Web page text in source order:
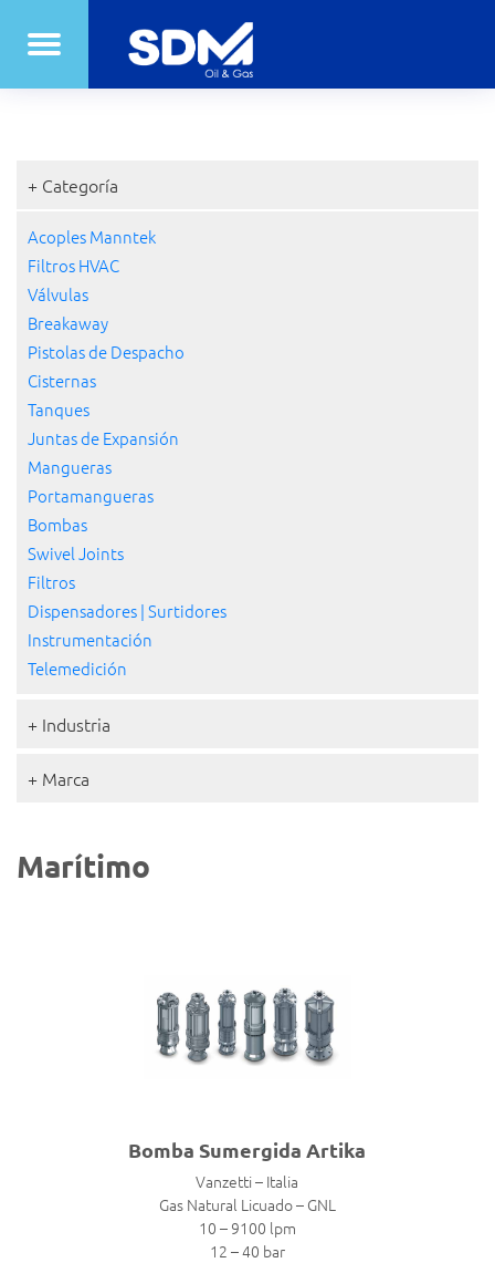
+ Categoría
Acoples Manntek
Filtros HVAC
Válvulas
Breakaway
Pistolas de Despacho
Cisternas
Tanques
Juntas de Expansión
Mangueras
Portamangueras
Bombas
Swivel Joints
Filtros
Dispensadores | Surtidores
Instrumentación
Telemedición
+ Industria
+ Marca
Marítimo
Bomba Sumergida Artika
Vanzetti – Italia
Gas Natural Licuado – GNL
10 – 9100 lpm
12 – 40 bar